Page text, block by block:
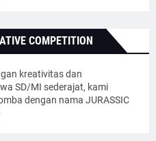
COMPETITION
kreativitas dan
SD/MI sederajat, kami
dengan nama JURASSIC